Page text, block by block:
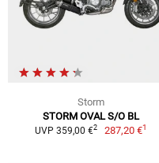
Storm
STORM OVAL S/O BL
UVP 359,00 €2 287,20 €1